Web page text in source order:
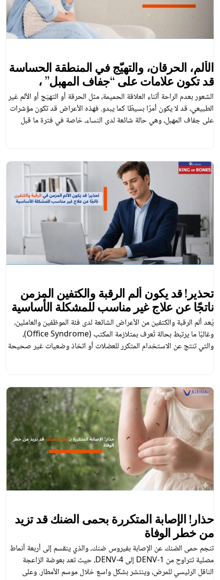
الألم، الحرقان، والتهيّج في المنطقة الحساسة
قد تكون علامات على “جفاف المهبل” ،
مشكلة لا ينبغي للنساء تجاهلها
الشعور بعدم الراحة أثناء العلاقة الحميمة، مثل الحرقة أو التهيّج أو الألم غير
الطبيعي، قد لا يكون أمرًا بسيطًا كما يبدو. فهذه الأعراض قد تكون مؤشرات
على جفاف المهبل، وهي حالة شائعة لدى النساء، خاصة في فترة ما قبل
تحذير! قد يكون ألم الرقبة والكتفين المزمن
ناتجًا عن علاج غير مناسب للمشكلة الأساسية
يُعد ألم الرقبة والكتفين من الأعراض الشائعة لدى فئة الموظفين والعاملين،
وغالبًا ما يرتبط بحالة تُعرف بمتلازمة المكتب (Office Syndrome)،
والتي تنتج عن الاستخدام المتكرر للعضلات أو اتخاذ وضعيات غير صحيحة
حذار! الإصابة المتكررة بحمى الضنك قد تزيد
من خطر الوفاة
تنجم حمى الضنك عن الإصابة بفيروس ضنك، والذي ينقسم إلى أربعة أنماط
مصلية تتراوح من DENV-1 إلى DENV-4، حيث تعد بعوضة الزاعجة
الناقل الرئيسي للمرض، وينتشر بشكل واسع خلال موسم الأمطار. وعلى